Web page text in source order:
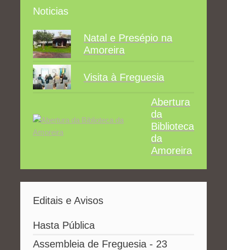
Noticias
Natal e Presépio na
Amoreira
Visita à Freguesia
Abertura
da
Biblioteca
da
Amoreira
Editais e Avisos
Hasta Pública
Assembleia de Freguesia - 23